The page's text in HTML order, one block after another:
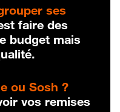
ses
faire des
budget mais
ou Sosh ?
vos remises